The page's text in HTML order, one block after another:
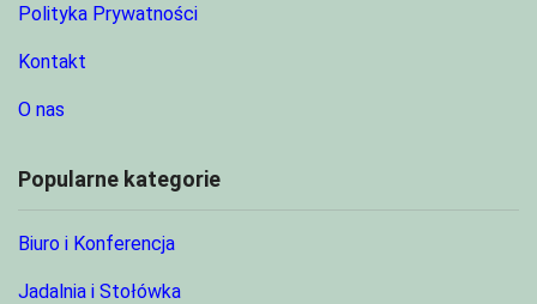
Polityka Prywatności
Kontakt
O nas
Popularne kategorie
Biuro i Konferencja
Jadalnia i Stołówka